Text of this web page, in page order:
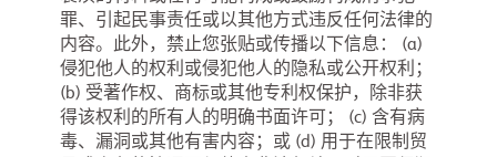
罪、引起民事责任或以其他方式违反任何法律的
内容。此外，禁止您张贴或传播以下信息： (a)
侵犯他人的权利或侵犯他人的隐私或公开权利；
(b) 受著作权、商标或其他专利权保护，除非获
得该权利的所有人的明确书面许可； (c) 含有病
毒、漏洞或其他有害内容；或 (d) 用于在限制贸